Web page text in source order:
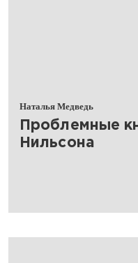
Наталья Медведь
​Проблемные
Нильсона